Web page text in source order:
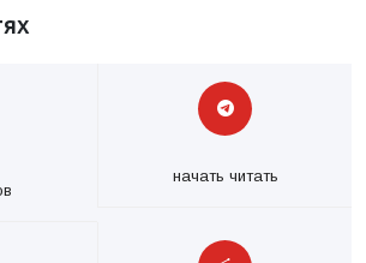
начать читать